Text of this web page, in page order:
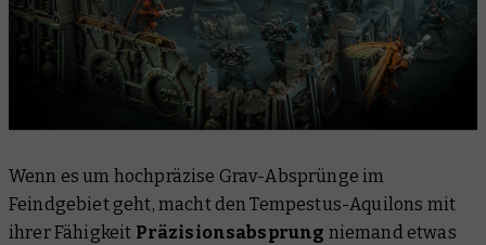
Wenn es um hochpräzise Grav-Absprünge im
Feindgebiet geht, macht den Tempestus-Aquilons mit
ihrer Fähigkeit Präzisionsabsprung niemand etwas